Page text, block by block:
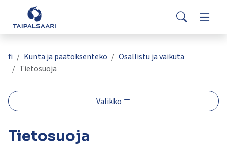
Siirry pääsisältöön
Palaute
Yhteystiedot
Search
Valitse
oleva
tulos
ja
alasnuolilla.
valittuun
hakutulokseen
Asuminen ja rakentaminen
Opetus ja kasvatus
Hyvinvointi ja terveys
fi Kunta ja päätöksenteko
Osallistu ja vaikuta
Tietosuoja
Valikko
Tietosuoja